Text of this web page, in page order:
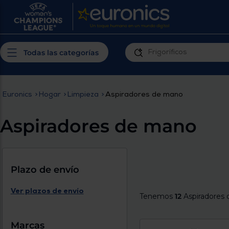
Personaliza tu
ti y con mejor plazo de entrega
Todas las categorías
Euronics > Hogar > Limpieza >Aspiradores de mano
Aspiradores de mano
Plazo de envío
Ver plazos de envío
Marcas
Tenemos 12Aspiradores